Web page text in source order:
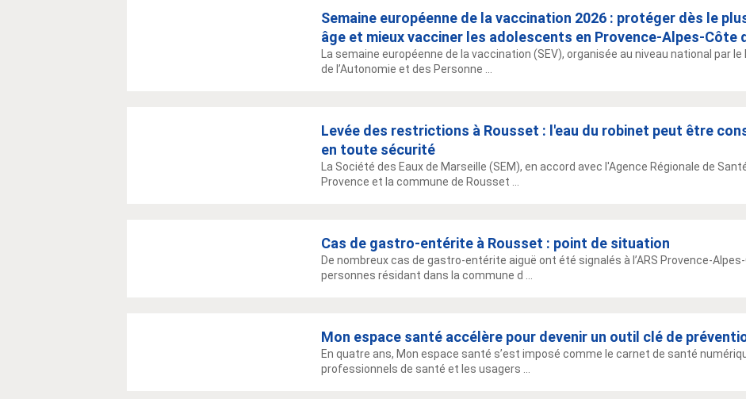
Semaine européenne de la vaccination 2026 : protéger dès le
âge et mieux vacciner les adolescents en Provence-Alpes-Côte
La semaine européenne de la vaccination (SEV), organisée au niveau national par
de l’Autonomie et des Personne ...
Levée des restrictions à Rousset : l'eau du robinet peut être
en toute sécurité
La Société des Eaux de Marseille (SEM), en accord avec l'Agence Régionale de
Provence et la commune de Rousset ...
Cas de gastro-entérite à Rousset : point de situation
De nombreux cas de gastro-entérite aiguë ont été signalés à l’ARS Provence-
personnes résidant dans la commune d ...
Mon espace santé accélère pour devenir un outil clé de
En quatre ans, Mon espace santé s’est imposé comme le carnet de santé
professionnels de santé et les usagers ...